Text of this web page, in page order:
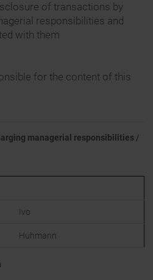
of transactions by
responsibilities and
with them
for the content of this
managerial responsibilities /
Ivo
Huhmann